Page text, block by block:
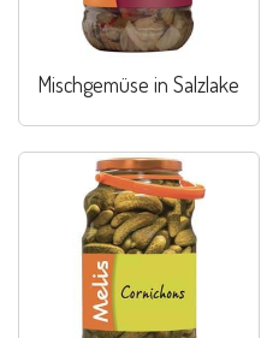
Mischgemüse in Salzlake